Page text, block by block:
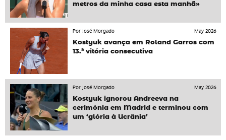
metros da minha casa esta manhã»
Por José Morgado
May 2026
Kostyuk avança em Roland Garros com
13.ª vitória consecutiva
Por José Morgado
May 2026
Kostyuk ignorou Andreeva na
cerimónia em Madrid e terminou com
um ‘glória à Ucrânia’